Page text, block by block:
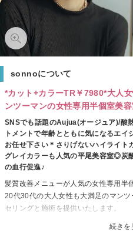
sonnoについて
*カット+カラーTR￥7980*大人
ンツーマンの女性専用半個室美
SNSでも話題のAujua(オージュア)/酸
トメントで年齢とともに気になるエ
お任せ下さい＊さりげないハイライト
グレイカラーも人気の平尾美容室◎炭
の血行促進♪
続きを
髪質改善メニューが人気の女性専用半
20代30代の大人女性も大満足のマン
セリングと施術を提供いたします。